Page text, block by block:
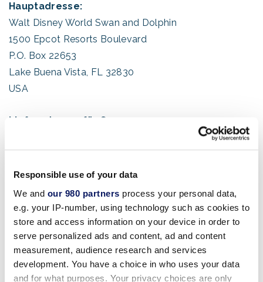
Responsible use of your data
We and our 980 partners process your personal data,
e.g. your IP-number, using technology such as cookies to
store and access information on your device in order to
serve personalized ads and content, ad and content
measurement, audience research and services
development. You have a choice in who uses your data
and for what purposes. Your privacy choices are only
Hauptadresse:
Walt Disney World Swan and Dolphin
1500 Epcot Resorts Boulevard
P.O. Box 22653
Lake Buena Vista, FL 32830
USA
Lieferadresse für Swan:
Lake Buena Vista, FL 32830
USA
(Informationen zu Versand und Bearbeitung von
Paketen)
Lieferadresse für Dolphin:
1500 Epcot Resorts Boulevard